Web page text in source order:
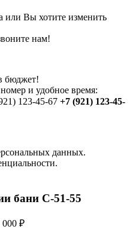
или Вы хотите изменить
нам!
бюджет!
и удобное время:
123-45-67 +7 (921) 123-45-
данных.
бани C-51-55
000 ₽